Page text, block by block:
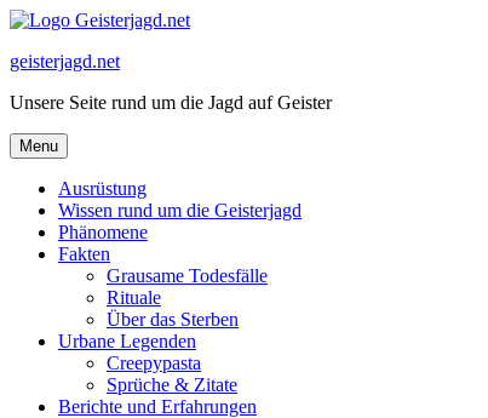
Skip
content
geisterjagd.net
Unsere Seite rund um die Jagd auf Geister
Menu
Ausrüstung
Wissen rund um die Geisterjagd
Phänomene
Fakten
Grausame Todesfälle
Rituale
Über das Sterben
Urbane Legenden
Creepypasta
Sprüche & Zitate
Berichte und Erfahrungen